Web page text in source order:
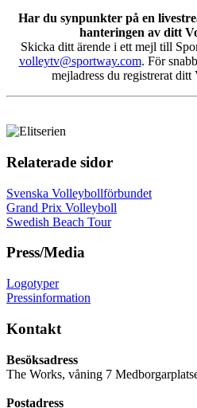
Har du synpunkter på en
hanteringen av ditt
Skicka ditt ärende i ett mejl till
volleytv@sportway.com. För
mejladress du registrerat
Relaterade sidor
Svenska Volleybollförbundet
Grand Prix Volleyboll
Swedish Beach Tour
Press/Media
Logotyper
Pressinformation
Kontakt
Besöksadress
The Works, våning 7
Postadress